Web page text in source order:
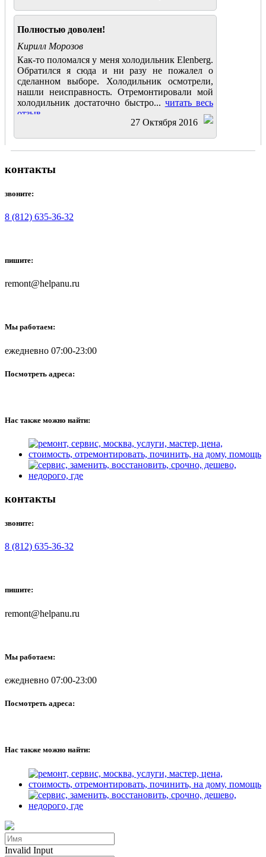
Полностью доволен!
Кирилл Морозов
Как-то поломался у меня холодильник Elenberg.
Обратился я сюда и ни разу не пожалел о
сделанном выборе. Холодильник осмотрели,
нашли неисправность. Отремонтировали мой
холодильник достаточно быстро... читать весь
отзыв
27 Октября 2016
контакты
звоните:
8 (812) 635-36-32
пишите:
remont@helpanu.ru
Мы работаем:
ежедневно 07:00-23:00
Посмотреть адреса:
Нас также можно найти:
контакты
звоните:
8 (812) 635-36-32
пишите:
remont@helpanu.ru
Мы работаем:
ежедневно 07:00-23:00
Посмотреть адреса:
Нас также можно найти:
Invalid Input